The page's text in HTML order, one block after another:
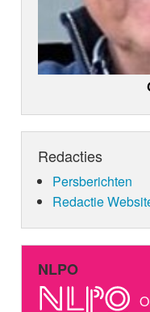
Redacties
Persberichten
Redactie
NLPO